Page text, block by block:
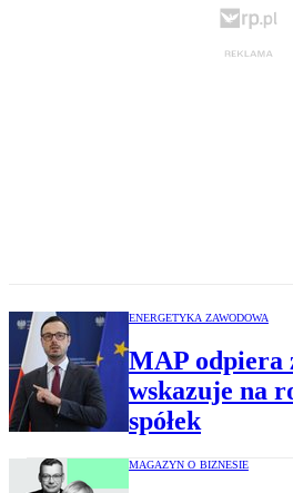
ENERGETYKA ZAWODOWA
MAP odpiera
wskazuje na
spółek
MAGAZYN O BIZNESIE